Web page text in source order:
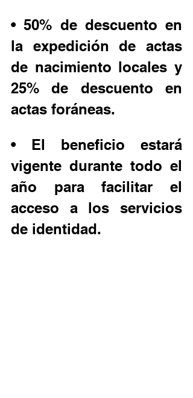
• 50% de descuento en
la expedición de actas
de nacimiento locales y
25% de descuento en
actas foráneas.
• El beneficio estará
vigente durante todo el
año para facilitar el
acceso a los servicios
de identidad.